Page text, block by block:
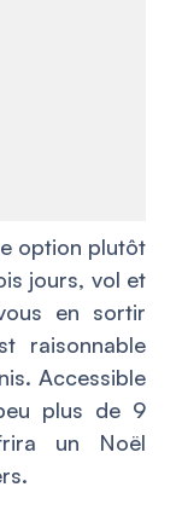
option plutôt
jours, vol et
en sortir
raisonnable
Accessible
plus de 9
un Noël